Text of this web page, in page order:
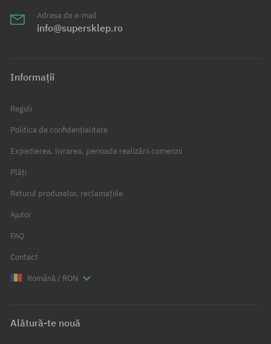
Adresa de e-mail
info@supersklep.ro
Informații
Reguli
Politica de confidențialitate
Expedierea, livrarea, perioada realizării comenzii
Plăți
Returul produselor, reclamațiile
Ajutor
FAQ
Contact
Română / RON
Alătură-te nouă